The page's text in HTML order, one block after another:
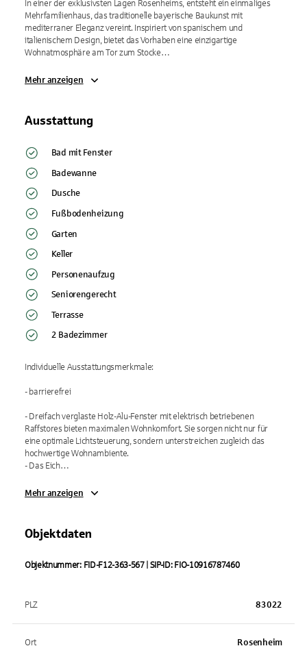
In einer der exklusivsten Lagen Rosenheims, entsteht ein einmaliges
Mehrfamilienhaus, das traditionelle bayerische Baukunst mit
mediterraner Eleganz vereint. Inspiriert von spanischem und
italienischem Design, bietet das Vorhaben eine einzigartige
Wohnatmosphäre am Tor zum Stocke…
Mehr anzeigen
Ausstattung
Bad mit Fenster
Badewanne
Dusche
Fußbodenheizung
Garten
Keller
Personenaufzug
Seniorengerecht
Terrasse
2 Badezimmer
Individuelle Ausstattungsmerkmale:
- barrierefrei
- Dreifach verglaste Holz-Alu-Fenster mit elektrisch betriebenen
Raffstores bieten maximalen Wohnkomfort. Sie sorgen nicht nur für
eine optimale Lichtsteuerung, sondern unterstreichen zugleich das
hochwertige Wohnambiente.
- Das Eich…
Mehr anzeigen
Objektdaten
Objektnummer: FID-F12-363-567 | SIP-ID: FIO-10916787460
PLZ 83022
Ort Rosenheim